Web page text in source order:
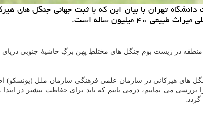
تهران با بیان این كه با ثبت جهانی جنگل های
میلیون ساله است.
در زیست بوم جنگل های مختلطِ پهن برگِ حاشیهٔ جنوبی
جنگل های هیركانی در سازمان علمی فرهنگی سازمان ملل
می نماییم، درمی یابیم كه باید برای حفاظت بیشتر در ابتدا